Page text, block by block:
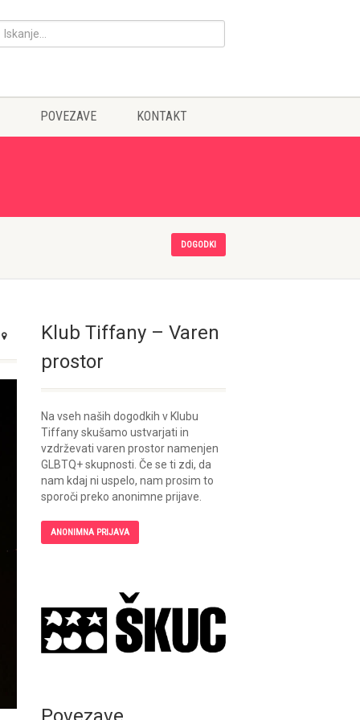
POVEZAVE KONTAKT
DOGODKI
Klub Tiffany – Varen
prostor
Na vseh naših dogodkih v Klubu
Tiffany skušamo ustvarjati in
vzdrževati varen prostor namenjen
GLBTQ+ skupnosti. Če se ti zdi, da
nam kdaj ni uspelo, nam prosim to
sporoči preko anonimne prijave.
ANONIMNA PRIJAVA